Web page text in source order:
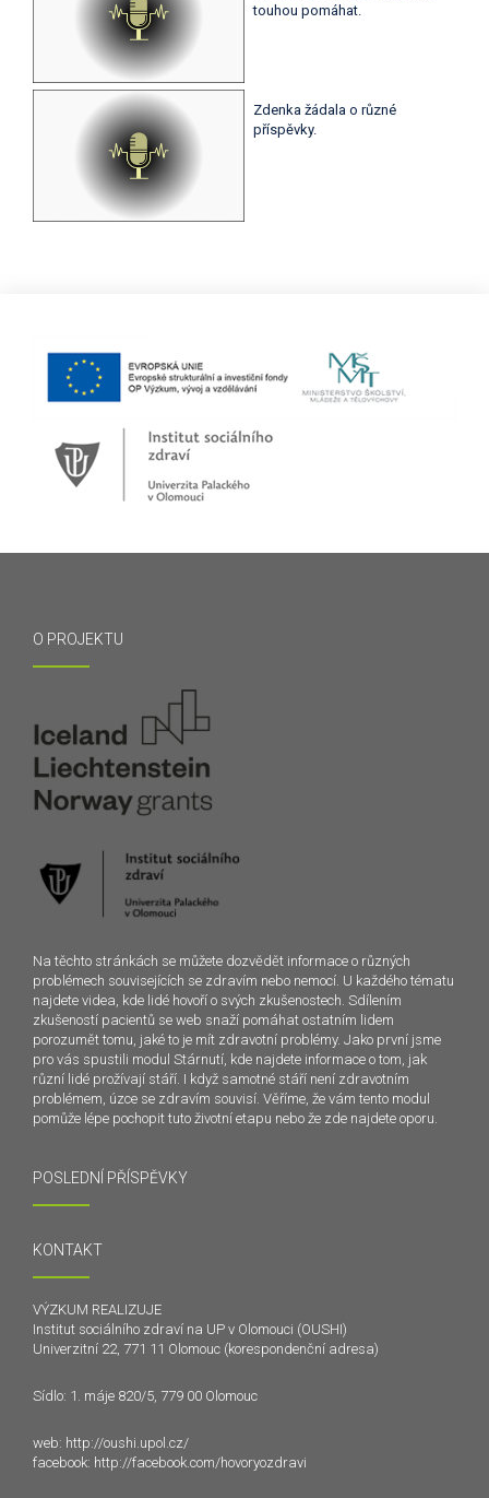
touhou pomáhat.
Zdenka žádala o různé
příspěvky.
O PROJEKTU
Na těchto stránkách se můžete dozvědět informace o různých
problémech souvisejících se zdravím nebo nemocí. U každého tématu
najdete videa, kde lidé hovoří o svých zkušenostech. Sdílením
zkušeností pacientů se web snaží pomáhat ostatním lidem
porozumět tomu, jaké to je mít zdravotní problémy. Jako první jsme
pro vás spustili modul Stárnutí, kde najdete informace o tom, jak
různí lidé prožívají stáří. I když samotné stáří není zdravotním
problémem, úzce se zdravím souvisí. Věříme, že vám tento modul
pomůže lépe pochopit tuto životní etapu nebo že zde najdete oporu.
POSLEDNÍ PŘÍSPĚVKY
KONTAKT
VÝZKUM REALIZUJE
Institut sociálního zdraví na UP v Olomouci (OUSHI)
Univerzitní 22, 771 11 Olomouc (korespondenční adresa)
Sídlo: 1. máje 820/5, 779 00 Olomouc
web: http://oushi.upol.cz/
facebook: http://facebook.com/hovoryozdravi